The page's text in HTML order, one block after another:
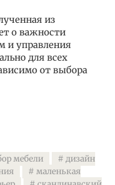
из
о важности
и управления
для всех
от выбора
мебели
дизайн
маленькая